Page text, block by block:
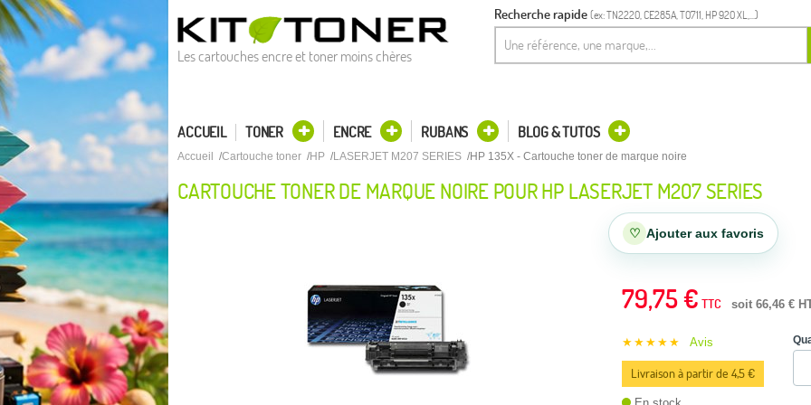
Les cartouches encre et toner moins chères
Recherche rapide (ex: TN2220, CE285A, T0711, HP 920 XL,...)
ACCUEIL TONER ENCRE RUBANS BLOG & TUTOS
Accueil Cartouche toner HP LASERJET M207 SERIES HP 135X - Cartouche toner de marque noire
CARTOUCHE TONER DE MARQUE NOIRE POUR HP LASERJET M207 SERIES
♡ Ajouter aux favoris
79,75 € TTC soit 66,46 €
★★★★★ Avis
Livraison à partir de 4,5 €